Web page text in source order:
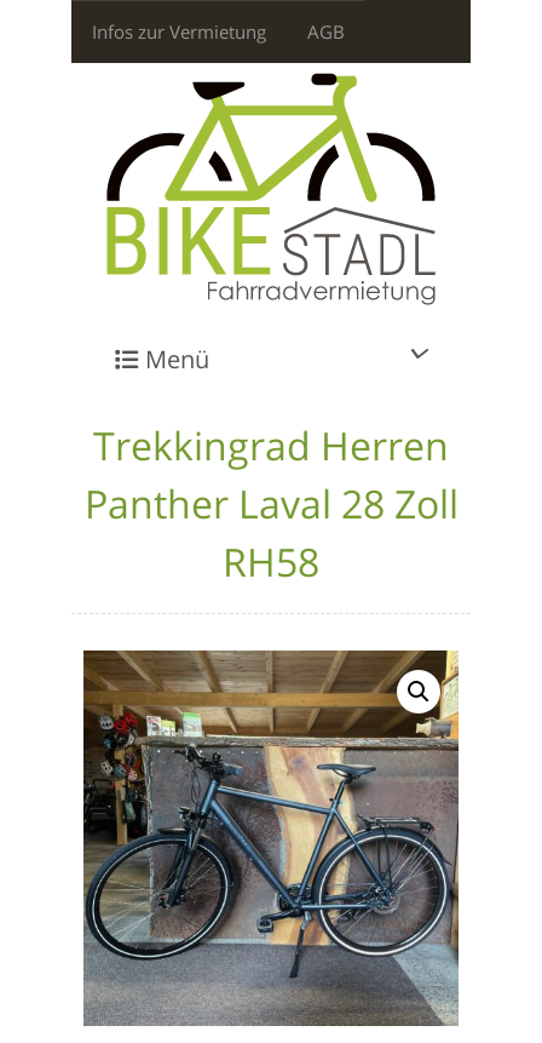
Infos zur Vermietung AGB
Menü
Trekkingrad Herren
Panther Laval 28 Zoll
RH58